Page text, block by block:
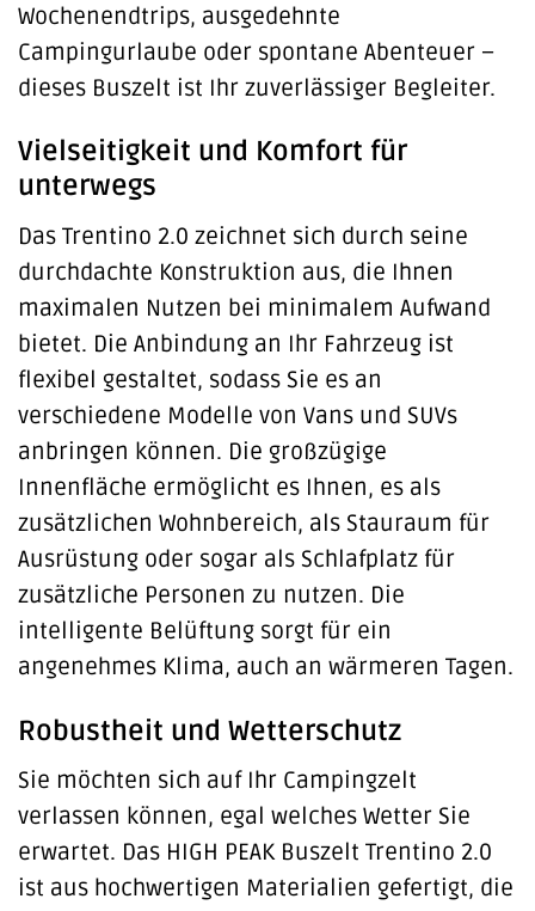
Wochenendtrips, ausgedehnte
Campingurlaube oder spontane Abenteuer –
dieses Buszelt ist Ihr zuverlässiger Begleiter.
Vielseitigkeit und Komfort für
unterwegs
Das Trentino 2.0 zeichnet sich durch seine
durchdachte Konstruktion aus, die Ihnen
maximalen Nutzen bei minimalem Aufwand
bietet. Die Anbindung an Ihr Fahrzeug ist
flexibel gestaltet, sodass Sie es an
verschiedene Modelle von Vans und SUVs
anbringen können. Die großzügige
Innenfläche ermöglicht es Ihnen, es als
zusätzlichen Wohnbereich, als Stauraum für
Ausrüstung oder sogar als Schlafplatz für
zusätzliche Personen zu nutzen. Die
intelligente Belüftung sorgt für ein
angenehmes Klima, auch an wärmeren Tagen.
Robustheit und Wetterschutz
Sie möchten sich auf Ihr Campingzelt
verlassen können, egal welches Wetter Sie
erwartet. Das HIGH PEAK Buszelt Trentino 2.0
ist aus hochwertigen Materialien gefertigt, die